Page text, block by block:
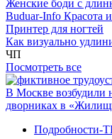
Женские боди с
Buduar-Info Красота
Принтер для ногтей
Как визуально
ЧП
Посмотреть все
В Москве возбудили
дворниках в
Подробности-